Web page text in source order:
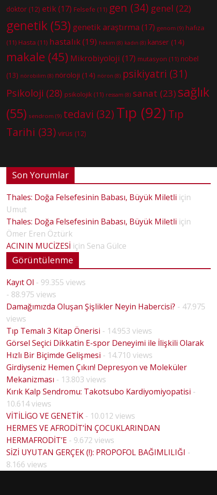
doktor (12) etik(17) Felsefe (11) gen (34) genel (22)
genetik (53) genetik araştırma (17) genom (9) hafıza
(11) Hasta (11) hastalık(19) hekim (8) kadın (8) kanser (14)
makale (45) Mikrobiyoloji (17) mutasyon (11) nobel
(13) nörobilim (8) nöroloji (14) nöron (8) psikiyatri (31)
Psikoloji (28) psikolojik (11) ressam (8) sanat (23) sağlık
(55) sendrom (9) tedavi (32) Tıp (92) Tıp
Tarihi (33) virüs (12)
Son Yorumlar
Thales: Doğa Felsefesinin Babası, Büyük Miletli için
Umut
Thales: Doğa Felsefesinin Babası, Büyük Miletli için
Ömer Eren Öztürk
ACININ MUCİZESİ için Sena Gülce
Görüntülenme
Kayıt Ol - 99.355 views
- 88.975 views
Damağımızda Oluşan Şişlikler Neyin Habercisi? - 47.975
views
Tıp Temalı 3 Kitap Önerisi - 14.953 views
Görsel Seçici Dikkatin E-spor Deneyimi ile İlişkili Olarak
Hızlı Bir Biçimde Gelişmesi - 14.710 views
Girdiyseniz Hemen Çıkın! Depresyon ve Moleküler
Mekanizması - 13.803 views
Kırık Kalp Sendromu: Takotsubo Kardiyomiyopatisi -
10.614 views
VİTİLİGO VE GENETİK - 10.012 views
HERMES VE AFRODİT’İN ÇOCUKLARINDAN
HERMAFRODİT’E - 9.672 views
SİZİ UYUTAN GERÇEK (!): PROPOFOL BAĞIMLILIĞI -
8.166 views
BİYOLO